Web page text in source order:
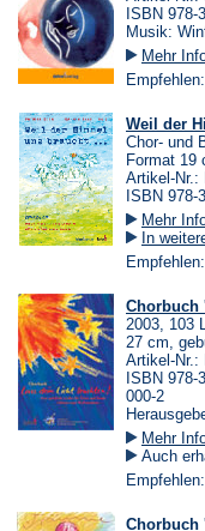
ISBN 978-
Musik:
Mehr
Empfehlen:
Weil der
Chor- und
Format 19
Artikel-Nr.:
ISBN 978-
Mehr
In
Empfehlen:
Chorbuch
2003, 103
27 cm,
Artikel-Nr.:
ISBN 978-
000-2
Mehr
Auch
Empfehlen:
Chorbuch